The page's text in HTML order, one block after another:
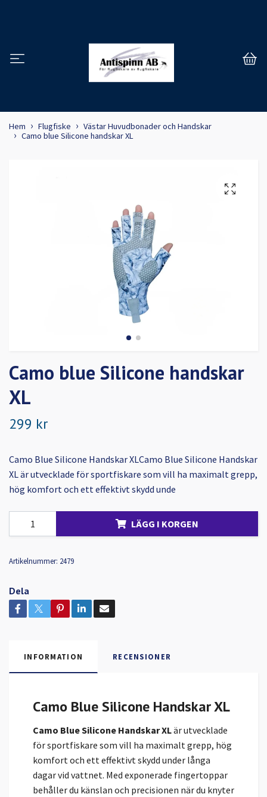
Hem Flugfiske
Västar Huvudbonader och Handskar
Camo blue Silicone handskar XL
Camo blue Silicone handskar
XL
299 kr
Camo Blue Silicone Handskar XLCamo Blue Silicone Handskar
XL är utvecklade för sportfiskare som vill ha maximalt grepp,
hög komfort och ett effektivt skydd unde
LÄGG I KORGEN
Artikelnummer: 2479
Dela
INFORMATION RECENSIONER
Camo Blue Silicone Handskar XL
Camo Blue Silicone Handskar XLär utvecklade
för sportfiskare som vill ha maximalt grepp, hög
komfort och ett effektivt skydd under långa
dagar vid vattnet. Med exponerade fingertoppar
behåller du känslan och precisionen när du knyter